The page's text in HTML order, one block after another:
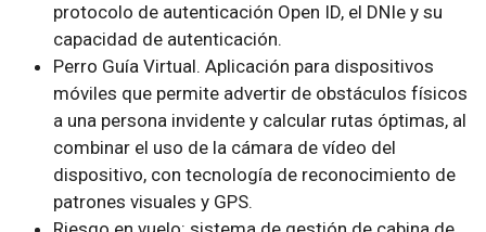
protocolo de autenticación Open ID, el DNIe y su
capacidad de autenticación.
Perro Guía Virtual. Aplicación para dispositivos
móviles que permite advertir de obstáculos físicos
a una persona invidente y calcular rutas óptimas, al
combinar el uso de la cámara de vídeo del
dispositivo, con tecnología de reconocimiento de
patrones visuales y GPS.